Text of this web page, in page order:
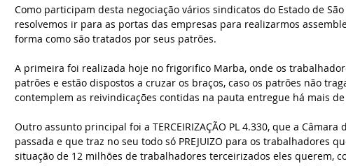
Como participam desta negociação vários sindicatos do Estado de
resolvemos ir para as portas das empresas para realizarmos
forma como são tratados por seus patrões.
A primeira foi realizada hoje no frigorifico Marba, onde os
patrões e estão dispostos a cruzar os braços, caso os patrões não
contemplem as reivindicações contidas na pauta entregue há mais
Outro assunto principal foi a TERCEIRIZAÇÃO PL 4.330, que a
passada e que traz no seu todo só PREJUIZO para os trabalhadores
situação de 12 milhões de trabalhadores terceirizados eles querem,